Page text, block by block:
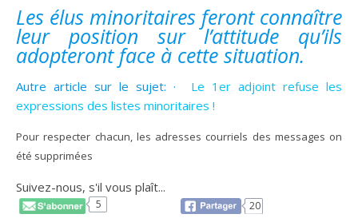
Les élus minoritaires feront connaître
leur position sur l’attitude qu’ils
adopteront face à cette situation.
Autre article sur le sujet: · Le 1er adjoint refuse les
expressions des listes minoritaires !
Pour respecter chacun, les adresses courriels des messages on
été supprimées
Suivez-nous, s'il vous plaît...
5 20